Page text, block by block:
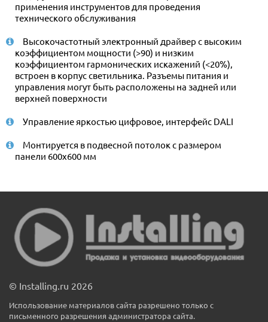
применения инструментов для проведения
технического обслуживания
Высокочастотный электронный драйвер с высоким
коэффициентом мощности (>90) и низким
коэффициентом гармонических искажений (<20%),
встроен в корпус светильника. Разъемы питания и
управления могут быть расположены на задней или
верхней поверхности
Управление яркостью цифровое, интерфейс DALI
Монтируется в подвесной потолок с размером
панели 600x600 мм
© Installing.ru 2026
Использование материалов сайта разрешено только с
письменного разрешения администратора сайта.